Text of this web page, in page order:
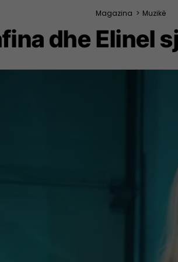
Magazina > Muzikë
dhe Elinel